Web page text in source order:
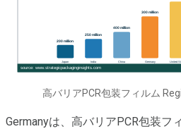
高バリアPCR包装フィルム
Germanyは、高バリアPCR包装フ